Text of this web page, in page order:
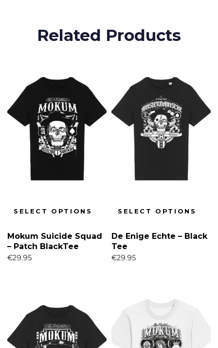
Related Products
SELECT OPTIONS
Mokum Suicide Squad
– Patch BlackTee
€29.95
SELECT OPTIONS
De Enige Echte – Black
Tee
€29.95